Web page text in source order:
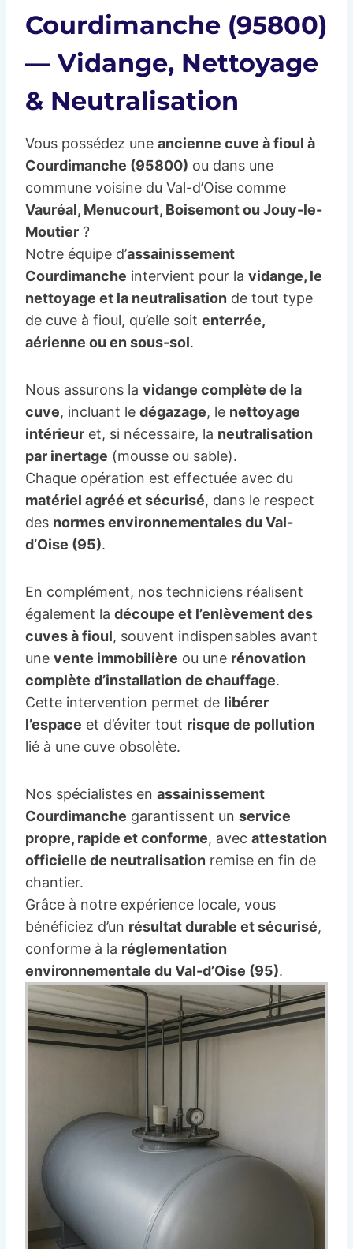
Courdimanche (95800)
— Vidange, Nettoyage
& Neutralisation
Vous possédez une ancienne cuve à fioul à
Courdimanche (95800) ou dans une
commune voisine du Val-d’Oise comme
Vauréal, Menucourt, Boisemont ou Jouy-le-
Moutier ?
Notre équipe d’assainissement
Courdimanche intervient pour la vidange, le
nettoyage et la neutralisation de tout type
de cuve à fioul, qu’elle soit enterrée,
aérienne ou en sous-sol.
Nous assurons la vidange complète de la
cuve, incluant le dégazage, le nettoyage
intérieur et, si nécessaire, la neutralisation
par inertage (mousse ou sable).
Chaque opération est effectuée avec du
matériel agréé et sécurisé, dans le respect
des normes environnementales du Val-
d’Oise (95).
En complément, nos techniciens réalisent
également la découpe et l’enlèvement des
cuves à fioul, souvent indispensables avant
une vente immobilière ou une rénovation
complète d’installation de chauffage.
Cette intervention permet de libérer
l’espace et d’éviter tout risque de pollution
lié à une cuve obsolète.
Nos spécialistes en assainissement
Courdimanche garantissent un service
propre, rapide et conforme, avec attestation
officielle de neutralisation remise en fin de
chantier.
Grâce à notre expérience locale, vous
bénéficiez d’un résultat durable et sécurisé,
conforme à la réglementation
environnementale du Val-d’Oise (95).